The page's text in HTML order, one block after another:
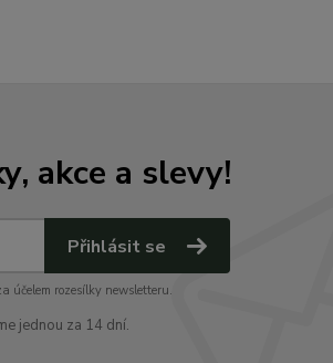
akce a slevy!
Přihlásit se
účelem rozesílky newsletteru.
jednou za 14 dní.